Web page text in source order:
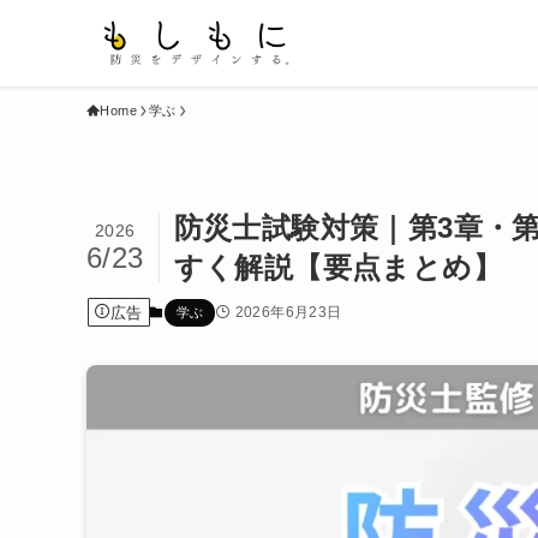
Home 学ぶ
防災士試験対策｜第3章・
すく解説【要点まとめ】
2026
6/23
広告 学ぶ 2026年6月23日